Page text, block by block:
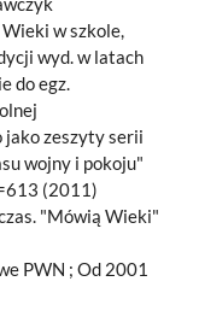
w szkole,
wyd. w latach
do egz.
zeszyty serii
wojny i pokoju"
(2011)
"Mówią Wieki"
PWN ; Od 2001